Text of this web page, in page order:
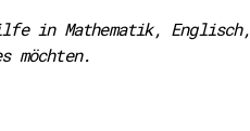
in Mathematik, Englisch,
möchten.